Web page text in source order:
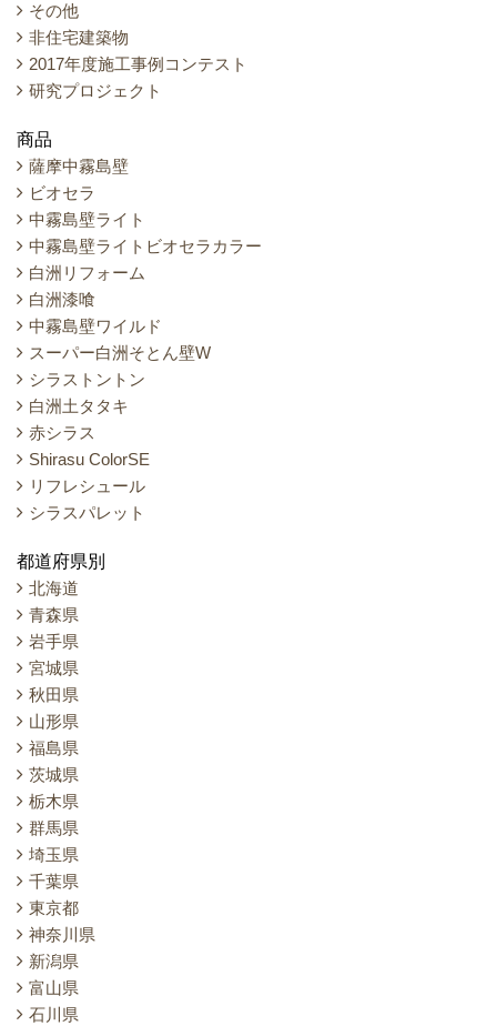
その他
非住宅建築物
2017年度施工事例コンテスト
研究プロジェクト
商品
薩摩中霧島壁
ビオセラ
中霧島壁ライト
中霧島壁ライトビオセラカラー
白洲リフォーム
白洲漆喰
中霧島壁ワイルド
スーパー白洲そとん壁W
シラストントン
白洲土タタキ
赤シラス
Shirasu ColorSE
リフレシュール
シラスパレット
都道府県別
北海道
青森県
岩手県
宮城県
秋田県
山形県
福島県
茨城県
栃木県
群馬県
埼玉県
千葉県
東京都
神奈川県
新潟県
富山県
石川県